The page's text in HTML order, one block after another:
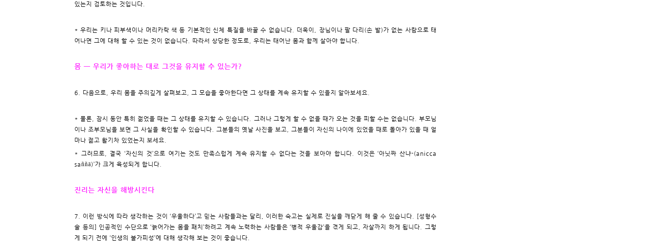
있는지 검토하는 것입니다.
* 우리는 키나 피부색이나 머리카락 색 등 기본적인 신체 특질을 바꿀 수 없습니다. 더욱이, 장님이나 팔 다리(손 발)가 없는 사람으로 태
어나면 그에 대해 할 수 있는 것이 없습니다. 따라서 상당한 정도로, 우리는 태어난 몸과 함께 살아야 합니다.
몸 ㅡ 우리가 좋아하는 대로 그것을 유지할 수 있는가?
6. 다음으로, 우리 몸을 주의깊게 살펴보고, 그 모습을 좋아한다면 그 상태를 계속 유지할 수 있을지 알아보세요.
* 물론, 잠시 동안 특히 젊었을 때는 그 상태를 유지할 수 있습니다. 그러나 그렇게 할 수 없을 때가 오는 것을 피할 수는 없습니다. 부모님
이나 조부모님을 보면 그 사실을 확인할 수 있습니다. 그분들의 옛날 사진을 보고, 그분들이 자신의 나이에 있었을 때로 돌아가 있을 때 얼
마나 젊고 활기차 있었는지 보세요.
* 그러므로, 결국 ‘자신의 것’으로 여기는 것도 만족스럽게 계속 유지할 수 없다는 것을 보아야 합니다. 이것은 ‘아닛짜 산냐-(anicca
saññā)’가 크게 육성되게 합니다.
진리는 자신을 해방시킨다
7. 이런 방식에 따라 생각하는 것이 ‘우울하다’고 믿는 사람들과는 달리, 이러한 숙고는 실제로 진실을 깨닫게 해 줄 수 있습니다. [성형수
술 등의] 인공적인 수단으로 ‘늙어가는 몸을 패치’하려고 계속 노력하는 사람들은 ‘병적 우울감’을 겪게 되고, 자살까지 하게 됩니다. 그렇
게 되기 전에 ‘인생의 불가피성’에 대해 생각해 보는 것이 좋습니다.